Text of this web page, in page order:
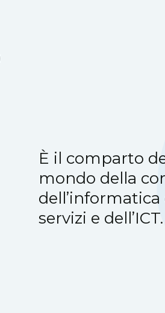
È il comparto
mondo della
servizi e dell’ICT.